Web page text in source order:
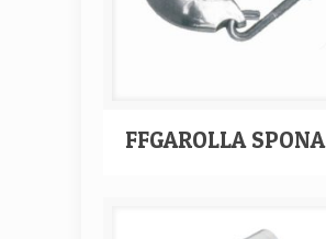
FFGAROLLA SPONA